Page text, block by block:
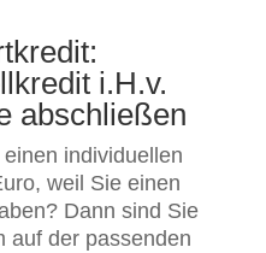
i.H.v.
abschließen
individuellen
weil Sie einen
Dann sind Sie
auf der passenden